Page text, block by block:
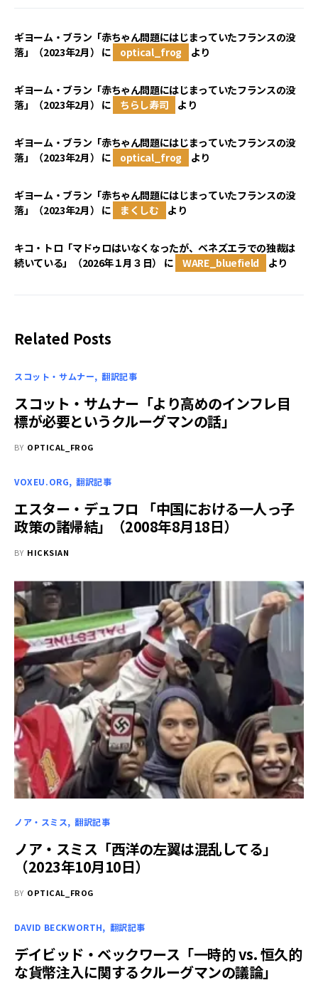
ギヨーム・ブラン「赤ちゃん問題にはじまっていたフランスの没
落」（2023年2月） に optical_frog より
ギヨーム・ブラン「赤ちゃん問題にはじまっていたフランスの没
落」（2023年2月） に ちらし寿司 より
ギヨーム・ブラン「赤ちゃん問題にはじまっていたフランスの没
落」（2023年2月） に optical_frog より
ギヨーム・ブラン「赤ちゃん問題にはじまっていたフランスの没
落」（2023年2月） に まくしむ より
キコ・トロ「マドゥロはいなくなったが、ベネズエラでの独裁は
続いている」（2026年１月３日）
に WARE_bluefield より
Related Posts
スコット・サムナー 翻訳記事
スコット・サムナー「より高めのインフレ目
標が必要というクルーグマンの話」
BY OPTICAL_FROG
VOXEU.ORG 翻訳記事
エスター・デュフロ 「中国における一人っ子
政策の諸帰結」（2008年8月18日）
BY HICKSIAN
ノア・スミス 翻訳記事
ノア・スミス「西洋の左翼は混乱してる」
（2023年10月10日）
BY OPTICAL_FROG
DAVID BECKWORTH 翻訳記事
デイビッド・ベックワース「一時的 vs. 恒久的
な貨幣注入に関するクルーグマンの議論」